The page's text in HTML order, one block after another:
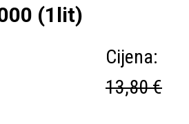
(1lit)
Cijena:
13,80 €